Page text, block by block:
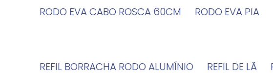
RODO EVA CABO ROSCA 60CM
RODO EVA PIA
REFIL BORRACHA RODO ALUMÍNIO
REFIL DE LÃ